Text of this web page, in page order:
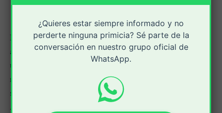
En un compromiso con la preservación del medio
ambiente y el bienestar de la comunidad, los
uniformados de la Estación de Policía El Tambo,
realizaron una jornada de siembra de árboles en el
sector de Bello Horizonte, en articulación con la
Administración Municipal.
¿Quieres estar siempre informado y no
perderte ninguna primicia? Sé parte de la
conversación en nuestro grupo oficial de
WhatsApp.